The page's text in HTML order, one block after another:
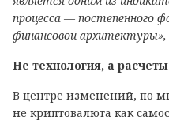
процесса — постепенного
финансовой
Не технология, а расчеты
В центре изменений, по
не криптовалюта как